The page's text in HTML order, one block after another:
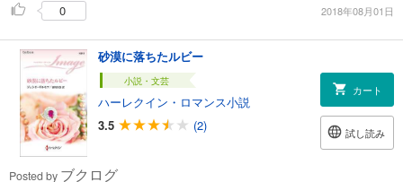
0 2018年08月01日
砂漠に落ちたルビー
小説・文芸
ハーレクイン・ロマンス小説
3.5
(2)
カート
試し読み
Posted by ブクログ